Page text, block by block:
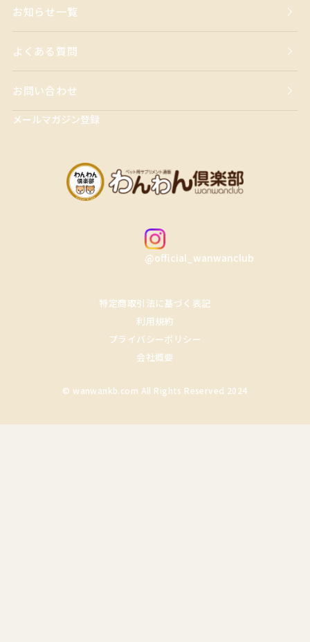
お知らせ一覧
よくある質問
お問い合わせ
メールマガジン登録
@official_wanwanclub
特定商取引法に基づく表記
利用規約
プライバシーポリシー
会社概要
© wanwankb.com All Rights Reserved 2024